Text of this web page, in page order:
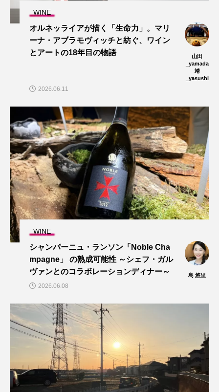
WINE
オルネッライアが描く「生命力」。マリ
ーナ・アブラモヴィッチと紡ぐ、ワイン
とアートの18年目の物語
山田
_yamada
靖
_yasushi
2026.06.11
WINE
シャンパーニュ・ランソン「Noble Cha
mpagne」 の熟成可能性 ～シェフ・ガル
ヴァンとのコラボレーションディナー～
島 悠里
2026.06.08